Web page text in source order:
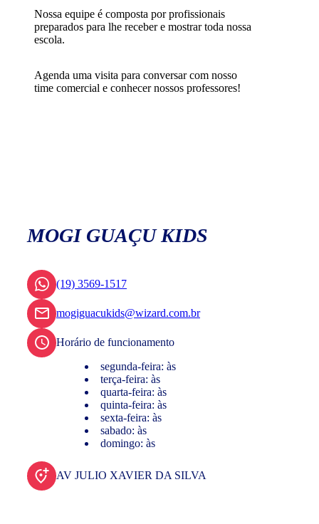
Nossa equipe é composta por profissionais
preparados para lhe receber e mostrar toda nossa
escola.
Agenda uma visita para conversar com nosso
time comercial e conhecer nossos professores!
MOGI GUAÇU KIDS
(19) 3569-1517
mogiguacukids@wizard.com.br
Horário de funcionamento
segunda-feira: às
terça-feira: às
quarta-feira: às
quinta-feira: às
sexta-feira: às
sabado: às
domingo: às
AV JULIO XAVIER DA SILVA